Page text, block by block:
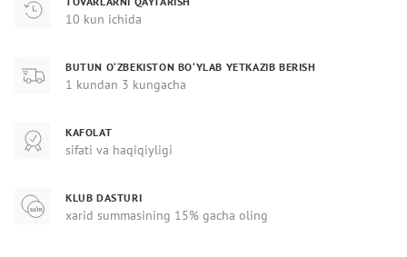
10 kun ichida
BUTUN O‘ZBEKISTON BO‘YLAB YETKAZIB BERISH
1 kundan 3 kungacha
KAFOLAT
sifati va haqiqiyligi
KLUB DASTURI
xarid summasining 15% gacha oling